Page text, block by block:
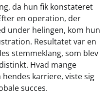
da hun fik konstateret
en operation, der
under helingen, kom hun
Resultatet var en
stemmeklang, som blev
Hvad mange
karriere, viste sig
succes.